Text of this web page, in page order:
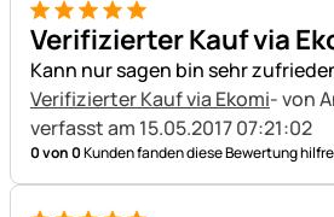
5 von 5
Verifizierter Kauf via
Kann nur sagen bin sehr
Verifizierter Kauf via Ekomi- von
verfasst am 15.05.2017 07:21:02
0 von 0Kunden fanden diese Bewertung